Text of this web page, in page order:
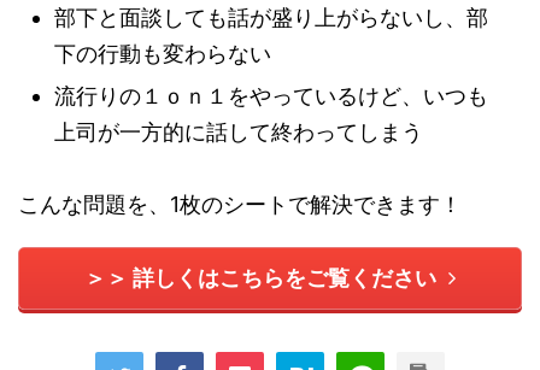
部下と面談しても話が盛り上がらないし、部
下の行動も変わらない
流行りの１ｏｎ１をやっているけど、いつも
上司が一方的に話して終わってしまう
こんな問題を、1枚のシートで解決できます！
＞＞ 詳しくはこちらをご覧ください